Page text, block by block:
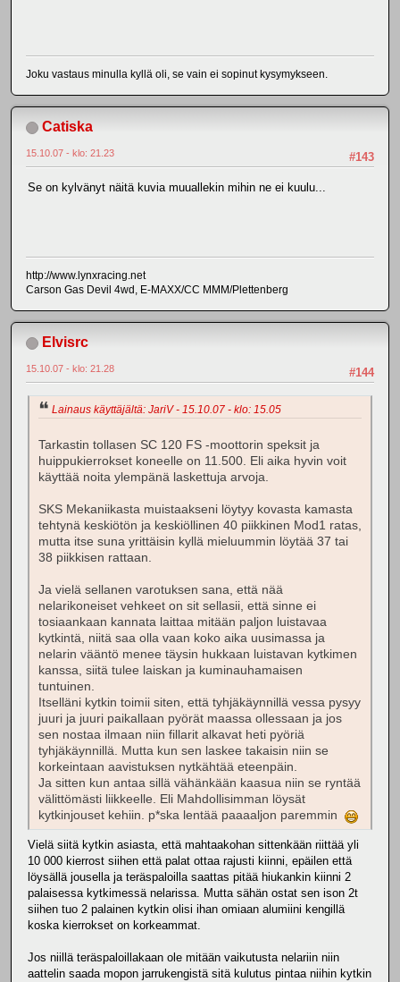
Joku vastaus minulla kyllä oli, se vain ei sopinut kysymykseen.
Catiska
#143
15.10.07 - klo: 21.23
Se on kylvänyt näitä kuvia muuallekin mihin ne ei kuulu...
http://www.lynxracing.net
Carson Gas Devil 4wd, E-MAXX/CC MMM/Plettenberg
Elvisrc
#144
15.10.07 - klo: 21.28
Lainaus käyttäjältä: JariV - 15.10.07 - klo: 15.05
Tarkastin tollasen SC 120 FS -moottorin speksit ja
huippukierrokset koneelle on 11.500. Eli aika hyvin voit
käyttää noita ylempänä laskettuja arvoja.
SKS Mekaniikasta muistaakseni löytyy kovasta kamasta
tehtynä keskiötön ja keskiöllinen 40 piikkinen Mod1 ratas,
mutta itse suna yrittäisin kyllä mieluummin löytää 37 tai
38 piikkisen rattaan.
Ja vielä sellanen varotuksen sana, että nää
nelarikoneiset vehkeet on sit sellasii, että sinne ei
tosiaankaan kannata laittaa mitään paljon luistavaa
kytkintä, niitä saa olla vaan koko aika uusimassa ja
nelarin vääntö menee täysin hukkaan luistavan kytkimen
kanssa, siitä tulee laiskan ja kuminauhamaisen
tuntuinen.
Itselläni kytkin toimii siten, että tyhjäkäynnillä vessa pysyy
juuri ja juuri paikallaan pyörät maassa ollessaan ja jos
sen nostaa ilmaan niin fillarit alkavat heti pyöriä
tyhjäkäynnillä. Mutta kun sen laskee takaisin niin se
korkeintaan aavistuksen nytkähtää eteenpäin.
Ja sitten kun antaa sillä vähänkään kaasua niin se ryntää
välittömästi liikkeelle. Eli Mahdollisimman löysät
kytkinjouset kehiin. p*ska lentää paaaaljon paremmin
Vielä siitä kytkin asiasta, että mahtaakohan sittenkään riittää yli
10 000 kierrost siihen että palat ottaa rajusti kiinni, epäilen että
löysällä jousella ja teräspaloilla saattas pitää hiukankin kiinni 2
palaisessa kytkimessä nelarissa. Mutta sähän ostat sen ison 2t
siihen tuo 2 palainen kytkin olisi ihan omiaan alumiini kengillä
koska kierrokset on korkeammat.
Jos niillä teräspaloillakaan ole mitään vaikutusta nelariin niin
aattelin saada mopon jarrukengistä sitä kulutus pintaa niihin kytkin